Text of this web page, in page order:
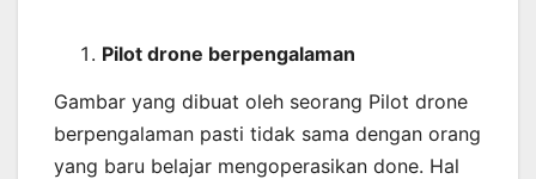
Pilot drone berpengalaman
Gambar yang dibuat oleh seorang Pilot drone
berpengalaman pasti tidak sama dengan orang
yang baru belajar mengoperasikan done. Hal